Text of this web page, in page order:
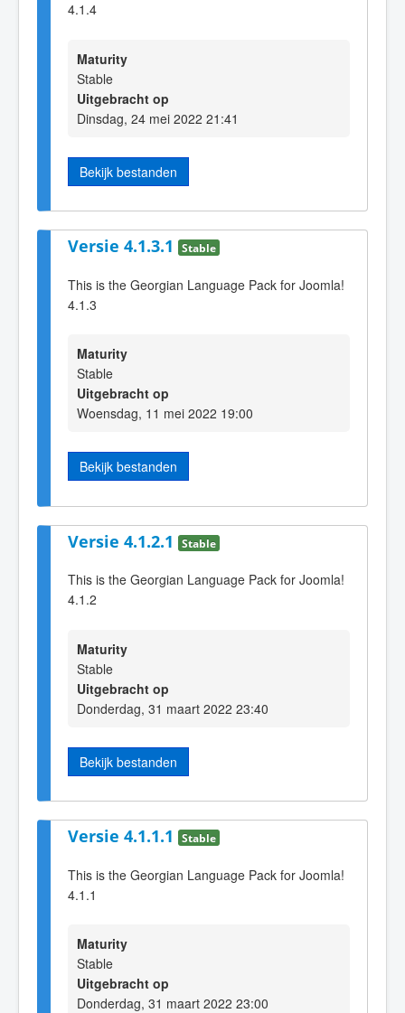
4.1.4
Maturity
Stable
Uitgebracht op
Dinsdag, 24 mei 2022 21:41
Bekijk bestanden
Versie 4.1.3.1 Stable
This is the Georgian Language Pack for Joomla!
4.1.3
Maturity
Stable
Uitgebracht op
Woensdag, 11 mei 2022 19:00
Bekijk bestanden
Versie 4.1.2.1 Stable
This is the Georgian Language Pack for Joomla!
4.1.2
Maturity
Stable
Uitgebracht op
Donderdag, 31 maart 2022 23:40
Bekijk bestanden
Versie 4.1.1.1 Stable
This is the Georgian Language Pack for Joomla!
4.1.1
Maturity
Stable
Uitgebracht op
Donderdag, 31 maart 2022 23:00